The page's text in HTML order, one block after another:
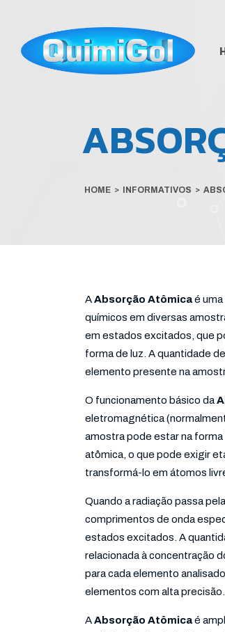
HOME > INFORMATIVOS >
AAbsorção Atômicaé
químicos em diversas
em estados excitados, que
forma de luz. A quantidade
elemento presente na
O funcionamento básico da
eletromagnética
amostra pode estar na
atômica, o que pode exigir
transformá-lo em átomos
Quando a radiação passa
comprimentos de onda
estados excitados. A
relacionada à concentração
para cada elemento
elementos com alta precisão.
AAbsorção Atômicaé